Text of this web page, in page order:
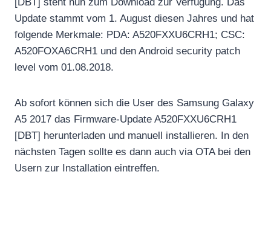
[DBT] steht nun zum Download zur Verfügung. Das
Update stammt vom 1. August diesen Jahres und hat
folgende Merkmale: PDA: A520FXXU6CRH1; CSC:
A520FOXA6CRH1 und den Android security patch
level vom 01.08.2018.
Ab sofort können sich die User des Samsung Galaxy
A5 2017 das Firmware-Update A520FXXU6CRH1
[DBT] herunterladen und manuell installieren. In den
nächsten Tagen sollte es dann auch via OTA bei den
Usern zur Installation eintreffen.